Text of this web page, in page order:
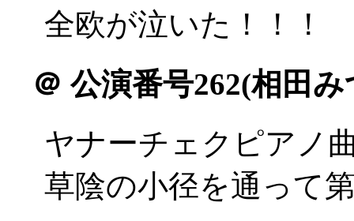
全欧が泣いた！！！
＠ 公演番号262(相田
ヤナーチェクピアノ
草陰の小径を通って